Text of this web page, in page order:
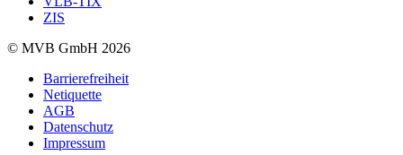
ZIS
© MVB GmbH 2026
Barrierefreiheit
Netiquette
AGB
Datenschutz
Impressum